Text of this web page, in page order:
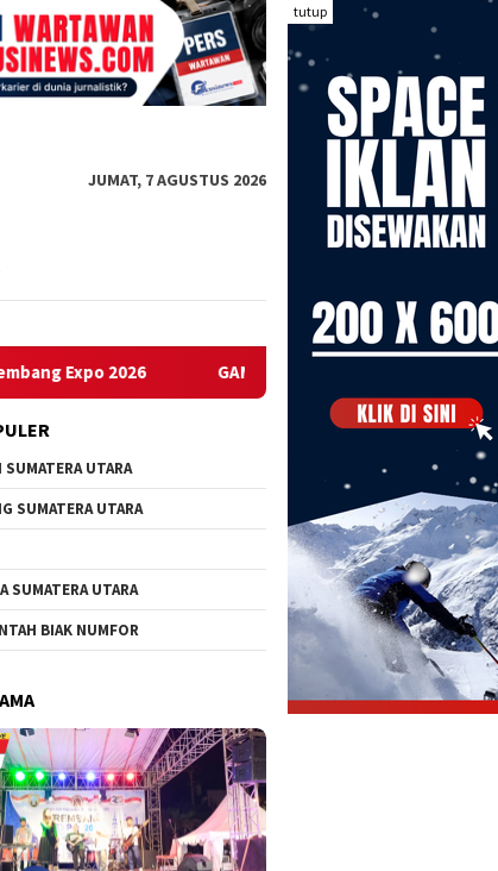
tutup
JUMAT, 7 AGUSTUS 2026
GAMPNI Desak Gubernur Sumut & Kadisdik Sumut
SUMATERA UTARA
SUMATERA UTARA
SUMATERA UTARA
BIAK NUMFOR